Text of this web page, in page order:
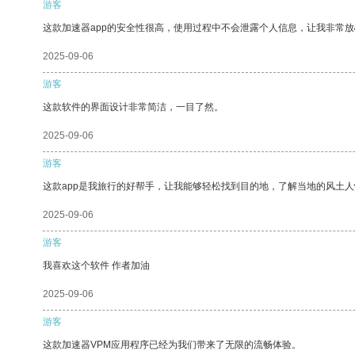
游客
这款加速器app的安全性很高，使用过程中不会泄露个人信息，让我非常放
2025-09-06
游客
这款软件的界面设计非常简洁，一目了然。
2025-09-06
游客
这款app是我旅行的好帮手，让我能够轻松找到目的地，了解当地的风土人
2025-09-06
游客
我喜欢这个软件 作者加油
2025-09-06
游客
这款加速器VPM应用程序已经为我们带来了无限的流畅体验。